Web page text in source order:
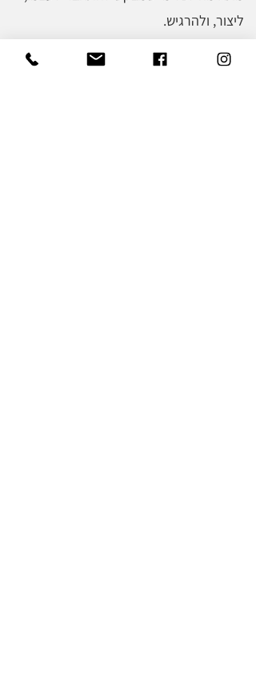
ליצור, ולהרגיש.
Contact Me